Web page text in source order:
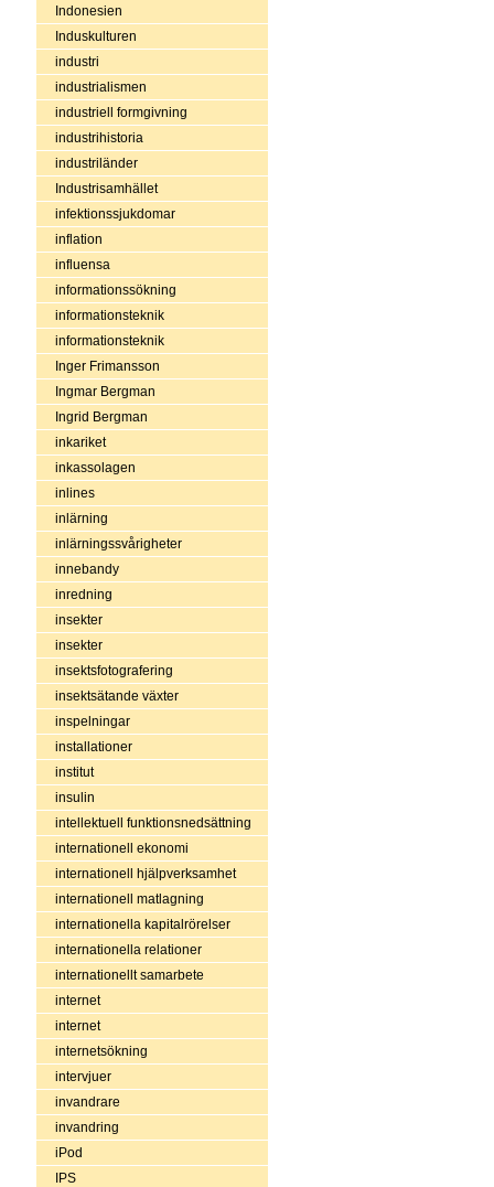
Indonesien
Induskulturen
industri
industrialismen
industriell formgivning
industrihistoria
industriländer
Industrisamhället
infektionssjukdomar
inflation
influensa
informationssökning
informationsteknik
informationsteknik
Inger Frimansson
Ingmar Bergman
Ingrid Bergman
inkariket
inkassolagen
inlines
inlärning
inlärningssvårigheter
innebandy
inredning
insekter
insekter
insektsfotografering
insektsätande växter
inspelningar
installationer
institut
insulin
intellektuell funktionsnedsättning
internationell ekonomi
internationell hjälpverksamhet
internationell matlagning
internationella kapitalrörelser
internationella relationer
internationellt samarbete
internet
internet
internetsökning
intervjuer
invandrare
invandring
iPod
IPS